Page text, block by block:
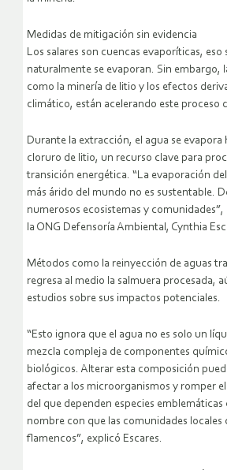
Medidas de mitigación sin evidencia
Los salares son cuencas evaporíticas, eso
naturalmente se evaporan. Sin embargo,
como la minería de litio y los efectos
climático, están acelerando este proceso
Durante la extracción, el agua se evapora
cloruro de litio, un recurso clave para
transición energética. “La evaporación
más árido del mundo no es sustentable.
numerosos ecosistemas y
la ONG Defensoría Ambiental, Cynthia
Métodos como la reinyección de aguas
regresa al medio la salmuera procesada,
estudios sobre sus impactos potenciales.
“Esto ignora que el agua no es solo un
mezcla compleja de componentes
biológicos. Alterar esta composición
afectar a los microorganismos y romper
del que dependen especies emblemáticas
nombre con que las comunidades locales
flamencos”, explicó Escares.